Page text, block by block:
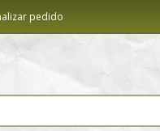
pedido